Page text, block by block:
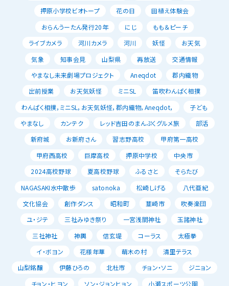
押原小学校ビオトープ
花の日
田植え体験会
おらんうーたん発行20年
にじ
もも＆ピーチ
ライブカメラ
河川カメラ 河川 妖怪
お天気
気象
知事会見 山梨県 再放送
交通情報
やまなし未来劇場プロジェクト
Aneqdot
郡内織物
出前授業
お天気妖怪 ミニSL
笛吹わんぱく相撲
わんぱく相撲，ミニSL，お天気妖怪，郡内織物，Aneqdot，
子ども
やまなし
カンテク レッド吉田のまんぷくグルメ旅
部活
新府城
お新府さん 習志野高校
甲府第一高校
甲府西高校
巨摩高校 押原中学校
中央市
2024高校野球
夏高校野球 ふるさと
そらたび
NAGASAKI水中散歩
satonoka 松崎しげる
八代亜紀
文化協会
創作ダンス 昭和町 韮崎市
吹奏楽団
ユ・ジテ
三社みゆき祭り 一宮浅間神社
玉諸神社
三社神社
神輿 信玄堤 コーラス
太極拳
イ・ボヨン
花様年華 萌木の村
清里テラス
山梨銘醸
伊藤ひろの 北杜市 チョン・ソニ
ジニョン
チョン・ヒヨン
ソン・ジョンヒョン 小瀬スポーツ公園